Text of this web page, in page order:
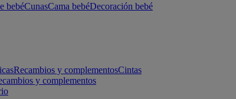
bebéCunasCama bebéDecoración bebé
Recambios y complementosCintas
y complementos